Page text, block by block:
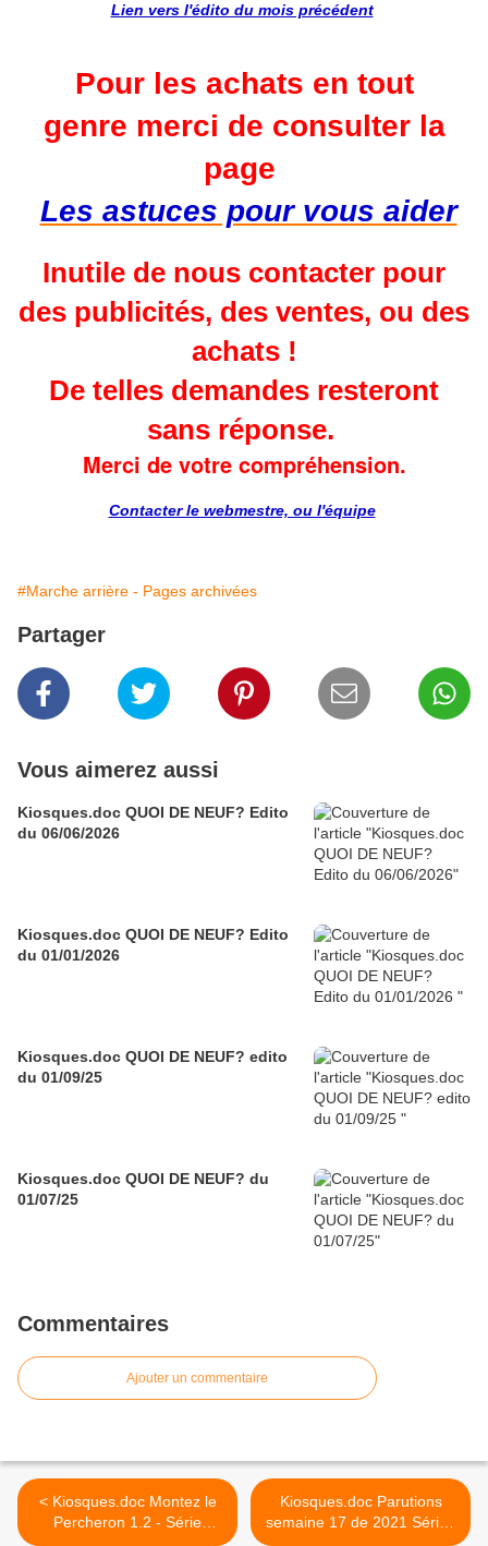
Lien vers l'édito du mois précédent
Pour les achats en tout
genre merci de consulter la
page
Les astuces pour vous aider
Inutile de nous contacter pour
des publicités, des ventes, ou des
achats !
De telles demandes resteront
sans réponse.
Merci de votre compréhension.
Contacter le webmestre, ou l'équipe
#Marche arrière - Pages archivées
Partager
Vous aimerez aussi
Kiosques.doc QUOI DE NEUF? Edito
du 06/06/2026
Kiosques.doc QUOI DE NEUF? Edito
du 01/01/2026
Kiosques.doc QUOI DE NEUF? edito
du 01/09/25
Kiosques.doc QUOI DE NEUF? du
01/07/25
Commentaires
Ajouter un commentaire
< Kiosques.doc Montez le
Percheron 1.2 - Série
Kiosques.doc Parutions
semaine 17 de 2021 Séries